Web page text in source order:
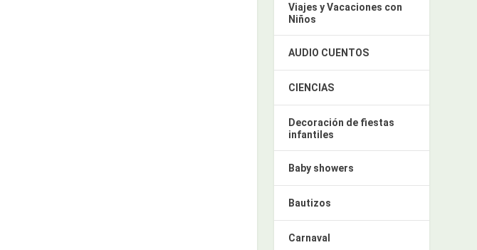
Viajes y Vacaciones con
Niños
AUDIO CUENTOS
CIENCIAS
Decoración de fiestas
infantiles
Baby showers
Bautizos
Carnaval